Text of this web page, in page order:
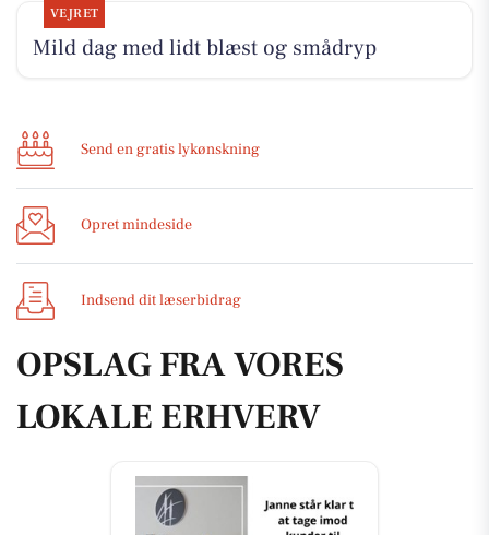
VEJRET
Mild dag med lidt blæst og smådryp
Send en gratis lykønskning
Opret mindeside
Indsend dit læserbidrag
OPSLAG FRA VORES
LOKALE ERHVERV